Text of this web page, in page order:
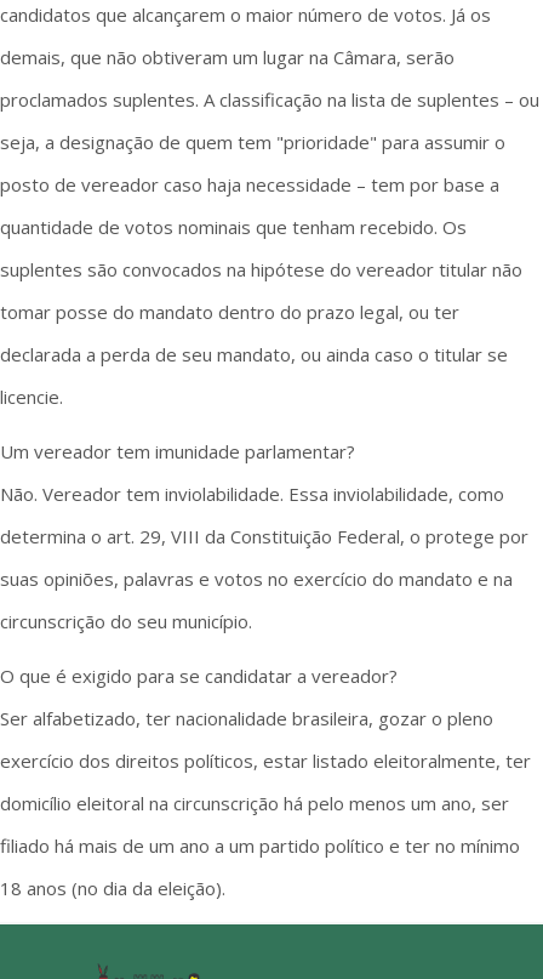
candidatos que alcançarem o maior número de votos. Já os
demais, que não obtiveram um lugar na Câmara, serão
proclamados suplentes. A classificação na lista de suplentes – ou
seja, a designação de quem tem "prioridade" para assumir o
posto de vereador caso haja necessidade – tem por base a
quantidade de votos nominais que tenham recebido. Os
suplentes são convocados na hipótese do vereador titular não
tomar posse do mandato dentro do prazo legal, ou ter
declarada a perda de seu mandato, ou ainda caso o titular se
licencie.
Um vereador tem imunidade parlamentar?
Não. Vereador tem inviolabilidade. Essa inviolabilidade, como
determina o art. 29, VIII da Constituição Federal, o protege por
suas opiniões, palavras e votos no exercício do mandato e na
circunscrição do seu município.
O que é exigido para se candidatar a vereador?
Ser alfabetizado, ter nacionalidade brasileira, gozar o pleno
exercício dos direitos políticos, estar listado eleitoralmente, ter
domicílio eleitoral na circunscrição há pelo menos um ano, ser
filiado há mais de um ano a um partido político e ter no mínimo
18 anos (no dia da eleição).